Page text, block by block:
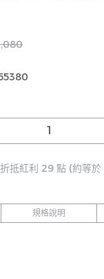
抵紅利 29 點 (約等於
規格說明